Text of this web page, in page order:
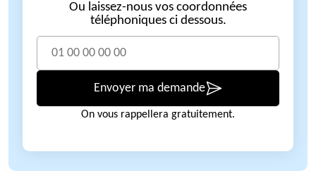
Ou laissez-nous vos coordonnées
téléphoniques ci dessous.
Envoyer ma demande
On vous rappellera gratuitement.